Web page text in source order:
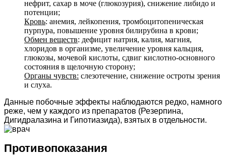
нефрит, сахар в моче (глюкозурия), снижение либидо и
потенции;
Кровь: анемия, лейкопения, тромбоцитопеническая
пурпура, повышение уровня билирубина в крови;
Обмен веществ: дефицит натрия, калия, магния,
хлоридов в организме, увеличение уровня кальция,
глюкозы, мочевой кислоты, сдвиг кислотно-основного
состояния в щелочную сторону;
Органы чувств: слезотечение, снижение остроты зрения
и слуха.
Данные побочные эффекты наблюдаются редко, намного
реже, чем у каждого из препаратов (Резерпина,
Дигидралазина и Гипотиазида), взятых в отдельности.
Противопоказания